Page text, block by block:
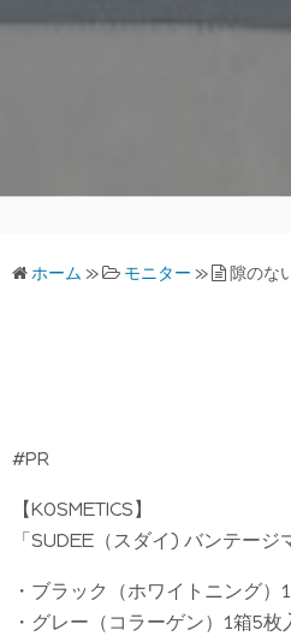
ホーム » モニター » 隙のな
#PR
【KOSMETICS】
「SUDEE（スダイ) バンテージ
・ブラック（ホワイトニング）
・グレー（コラーゲン）1箱5枚